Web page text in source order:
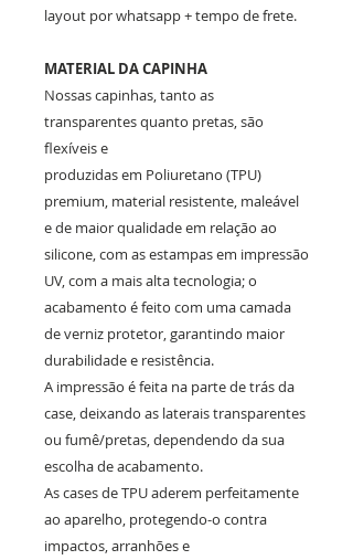
layout por whatsapp + tempo de frete.
MATERIAL DA CAPINHA
Nossas capinhas, tanto as
transparentes quanto pretas, são
flexíveis e
produzidas em Poliuretano (TPU)
premium, material resistente, maleável
e de maior qualidade em relação ao
silicone, com as estampas em impressão
UV, com a mais alta tecnologia; o
acabamento é feito com uma camada
de verniz protetor, garantindo maior
durabilidade e resistência.
A impressão é feita na parte de trás da
case, deixando as laterais transparentes
ou fumê/pretas, dependendo da sua
escolha de acabamento.
As cases de TPU aderem perfeitamente
ao aparelho, protegendo-o contra
impactos, arranhões e